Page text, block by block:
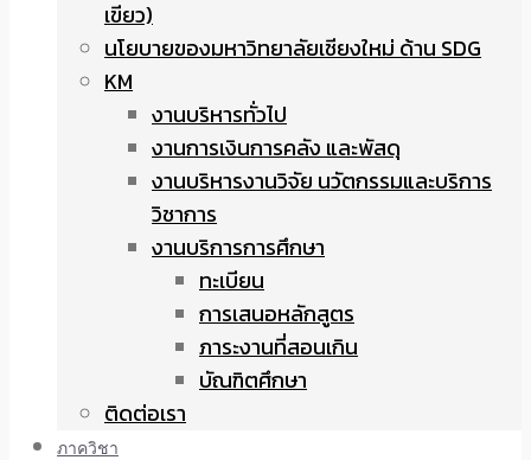
เขียว)
นโยบายของมหาวิทยาลัยเชียงใหม่ ด้าน SDG
KM
งานบริหารทั่วไป
งานการเงินการคลัง และพัสดุ
งานบริหารงานวิจัย นวัตกรรมและบริการ
วิชาการ
งานบริการการศึกษา
ทะเบียน
การเสนอหลักสูตร
ภาระงานที่สอนเกิน
บัณฑิตศึกษา
ติดต่อเรา
ภาควิชา